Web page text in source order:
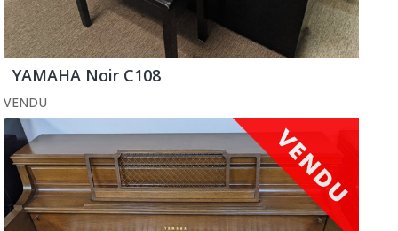
YAMAHA Noir C108
VENDU